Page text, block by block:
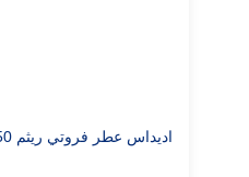
اديداس عطر فروتي ريثم 50 مل